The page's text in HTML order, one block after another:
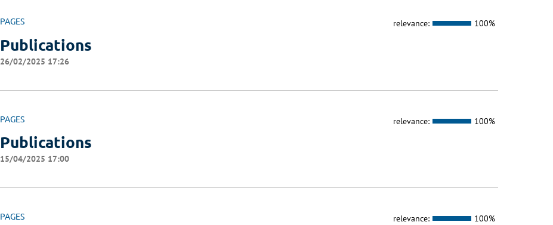
PAGES relevance: 100%
Publications
26/02/2025 17:26
PAGES relevance: 100%
Publications
15/04/2025 17:00
PAGES relevance: 100%